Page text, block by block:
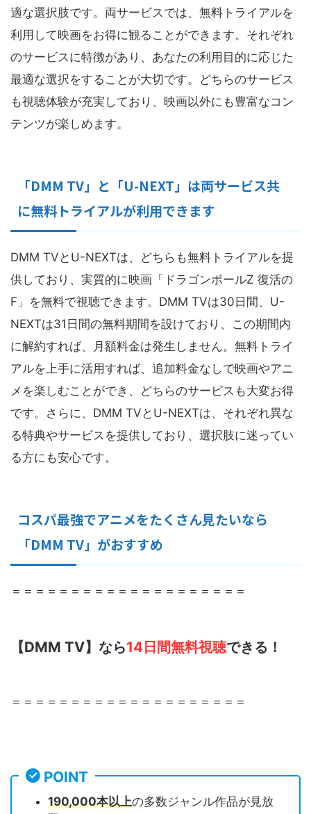
適な選択肢です。両サービスでは、無料トライアルを
利用して映画をお得に観ることができます。それぞれ
のサービスに特徴があり、あなたの利用目的に応じた
最適な選択をすることが大切です。どちらのサービス
も視聴体験が充実しており、映画以外にも豊富なコン
テンツが楽しめます。
「DMM TV」と「U-NEXT」は両サービス共
に無料トライアルが利用できます
DMM TVとU-NEXTは、どちらも無料トライアルを提
供しており、実質的に映画「ドラゴンボールZ 復活の
F」を無料で視聴できます。DMM TVは30日間、U-
NEXTは31日間の無料期間を設けており、この期間内
に解約すれば、月額料金は発生しません。無料トライ
アルを上手に活用すれば、追加料金なしで映画やアニ
メを楽しむことができ、どちらのサービスも大変お得
です。さらに、DMM TVとU-NEXTは、それぞれ異な
る特典やサービスを提供しており、選択肢に迷ってい
る方にも安心です。
コスパ最強でアニメをたくさん見たいなら
「DMM TV」がおすすめ
＝＝＝＝＝＝＝＝＝＝＝＝＝＝＝＝＝＝＝＝
【DMM TV】なら14日間無料視聴できる！
＝＝＝＝＝＝＝＝＝＝＝＝＝＝＝＝＝＝＝＝
POINT
190,000本以上の多数ジャンル作品が見放